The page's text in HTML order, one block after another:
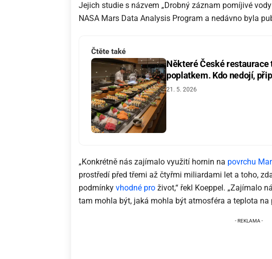
Jejich studie s názvem „Drobný záznam pomíjivé vody
NASA Mars Data Analysis Program a nedávno byla
Čtěte také
Některé České
poplatkem. Kdo nedojí,
21. 5. 2026
„Konkrétně nás zajímalo využití hornin na povrchu
prostředí před třemi až čtyřmi miliardami let a toho,
podmínky vhodné pro život,“ řekl Koeppel. „Zajímalo
tam mohla být, jaká mohla být atmosféra a teplota na